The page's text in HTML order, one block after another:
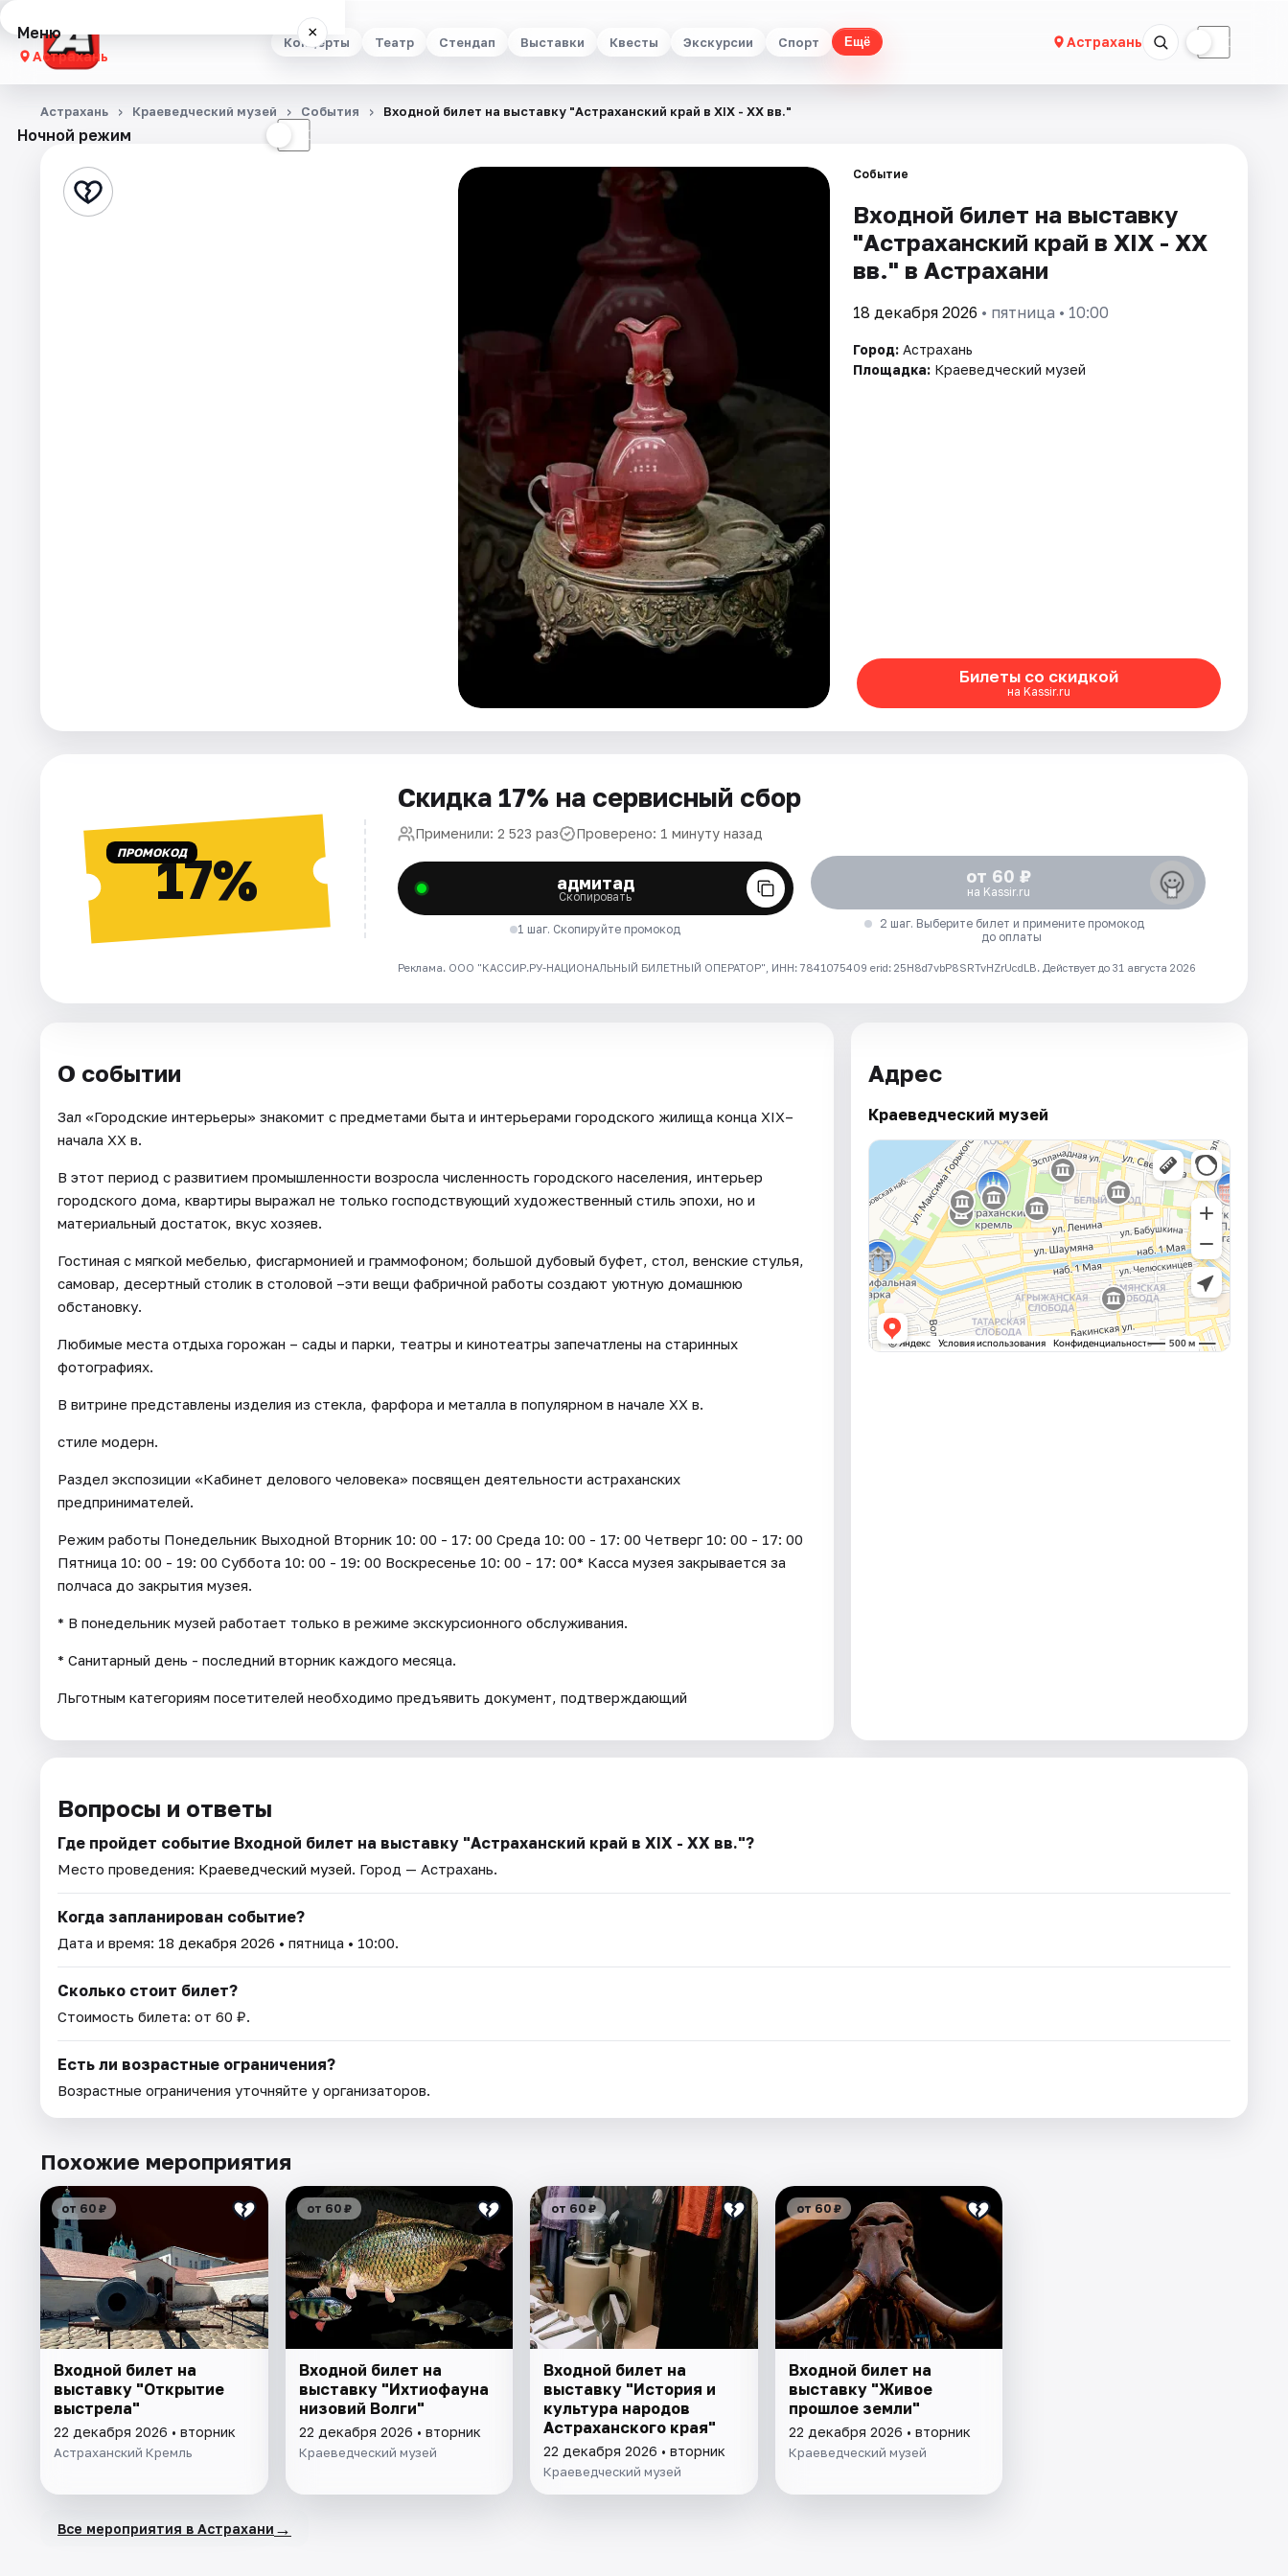
Концерты Театр Стендап Выставки Квесты Экскурсии Спорт Ещё Астрахань ☾
Меню ×
Астрахань
Концерты
Стендап
Ночной режим ☾
Астрахань Краеведческий музей События Входной билет на выставку "Астраханский край в XIX - XX вв."
Событие
Входной билет на выставку
"Астраханский край в XIX - XX
вв." в Астрахани
18 декабря 2026 • пятница • 10:00
Город: Астрахань
Площадка: Краеведческий музей
Билеты со скидкой
на Kassir.ru
ПРОМОКОД17%
Скидка 17% на сервисный сбор
Применили: 2 523 раз Проверено: 1 минуту назад
адмитад
Скопировать
1 шаг. Скопируйте промокод
от 60 ₽
на Kassir.ru
2 шаг. Выберите билет и примените промокод
до оплаты
Реклама. ООО "КАССИР.РУ-НАЦИОНАЛЬНЫЙ БИЛЕТНЫЙ ОПЕРАТОР", ИНН: 7841075409 erid: 25H8d7vbP8SRTvHZrUcdLB. Действует до 31 августа 2026
О событии
Зал «Городские интерьеры» знакомит с предметами быта и интерьерами городского жилища конца XIX–
начала XX в.
В этот период с развитием промышленности возросла численность городского населения, интерьер
городского дома, квартиры выражал не только господствующий художественный стиль эпохи, но и
материальный достаток, вкус хозяев.
Гостиная с мягкой мебелью, фисгармонией и граммофоном; большой дубовый буфет, стол, венские стулья,
самовар, десертный столик в столовой –эти вещи фабричной работы создают уютную домашнюю
обстановку.
Любимые места отдыха горожан – сады и парки, театры и кинотеатры запечатлены на старинных
фотографиях.
В витрине представлены изделия из стекла, фарфора и металла в популярном в начале XX в.
стиле модерн.
Раздел экспозиции «Кабинет делового человека» посвящен деятельности астраханских
предпринимателей.
Режим работы Понедельник Выходной Вторник 10: 00 - 17: 00 Среда 10: 00 - 17: 00 Четверг 10: 00 - 17: 00
Пятница 10: 00 - 19: 00 Суббота 10: 00 - 19: 00 Воскресенье 10: 00 - 17: 00* Касса музея закрывается за
полчаса до закрытия музея.
* В понедельник музей работает только в режиме экскурсионного обслуживания.
* Санитарный день - последний вторник каждого месяца.
Льготным категориям посетителей необходимо предъявить документ, подтверждающий
Адрес
Краеведческий музей
Вопросы и ответы
Где пройдет событие Входной билет на выставку "Астраханский край в XIX - XX вв."?
Место проведения: Краеведческий музей. Город — Астрахань.
Когда запланирован событие?
Дата и время: 18 декабря 2026 • пятница • 10:00.
Сколько стоит билет?
Стоимость билета: от 60 ₽.
Есть ли возрастные ограничения?
Возрастные ограничения уточняйте у организаторов.
Похожие мероприятия
от 60 ₽
Входной билет на
выставку "Открытие
выстрела"
22 декабря 2026 • вторник
Астраханский Кремль
от 60 ₽
Входной билет на
выставку "Ихтиофауна
низовий Волги"
22 декабря 2026 • вторник
Краеведческий музей
от 60 ₽
Входной билет на
выставку "История и
культура народов
Астраханского края"
22 декабря 2026 • вторник
Краеведческий музей
от 60 ₽
Входной билет на
выставку "Живое
прошлое земли"
22 декабря 2026 • вторник
Краеведческий музей
Все мероприятия в Астрахани →